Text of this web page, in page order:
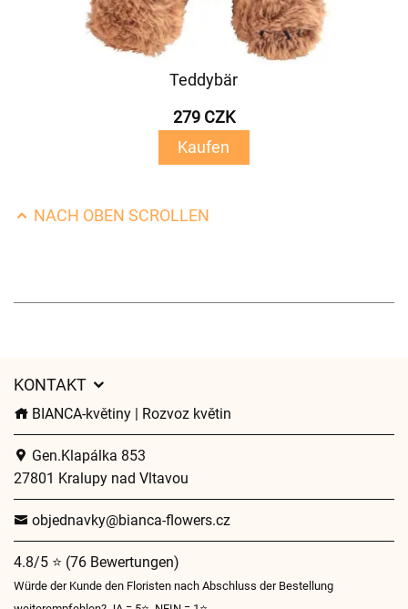
Teddybär
279 CZK
Kaufen
NACH OBEN SCROLLEN
KONTAKT
BIANCA-květiny | Rozvoz květin
Gen.Klapálka 853
27801 Kralupy nad Vltavou
objednavky@bianca-flowers.cz
4.8/5 ⭐ (76 Bewertungen)
Würde der Kunde den Floristen nach Abschluss der Bestellung